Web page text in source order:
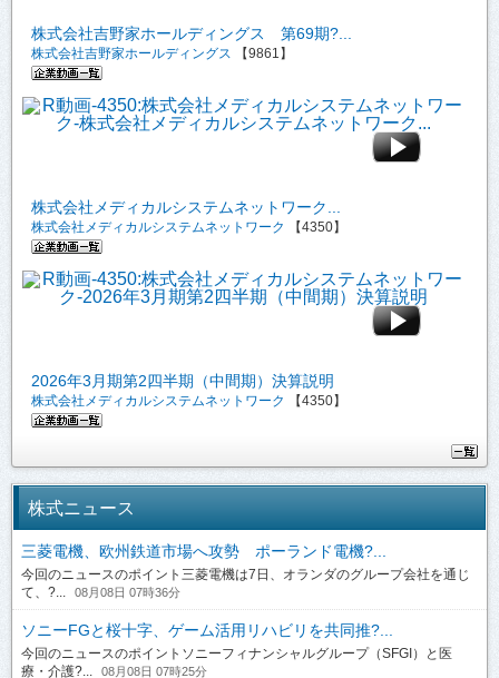
株式会社吉野家ホールディングス 第69期?...
株式会社吉野家ホールディングス 【9861】
株式会社メディカルシステムネットワーク...
株式会社メディカルシステムネットワーク 【4350】
2026年3月期第2四半期（中間期）決算説明
株式会社メディカルシステムネットワーク 【4350】
株式ニュース
三菱電機、欧州鉄道市場へ攻勢 ポーランド電機?...
今回のニュースのポイント三菱電機は7日、オランダのグループ会社を通じ
て、?...
08月08日 07時36分
ソニーFGと桜十字、ゲーム活用リハビリを共同推?...
今回のニュースのポイントソニーフィナンシャルグループ（SFGI）と医
療・介護?...
08月08日 07時25分